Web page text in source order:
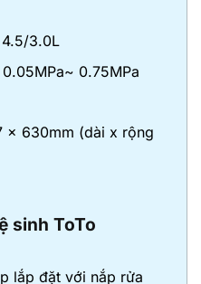
3.0L
0.75MPa
x 630mm (dài x rộng
sinh ToTo
lắp đặt với nắp rửa